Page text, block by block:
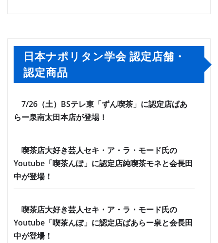
日本ナポリタン学会 認定店舗・
認定商品
7/26（土）BSテレ東「ずん喫茶」に認定店ぱあ
らー泉南太田本店が登場！
喫茶店大好き芸人セキ・ア・ラ・モード氏の
Youtube「喫茶んぽ」に認定店純喫茶モネと会長田
中が登場！
喫茶店大好き芸人セキ・ア・ラ・モード氏の
Youtube「喫茶んぽ」に認定店ぱあらー泉と会長田
中が登場！